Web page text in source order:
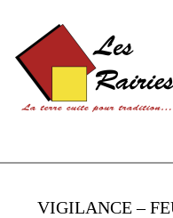
VIGILANCE –